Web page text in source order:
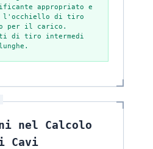
appropriato e
l'occhiello di tiro
per il carico.
di tiro intermedi
nel Calcolo
Cavi